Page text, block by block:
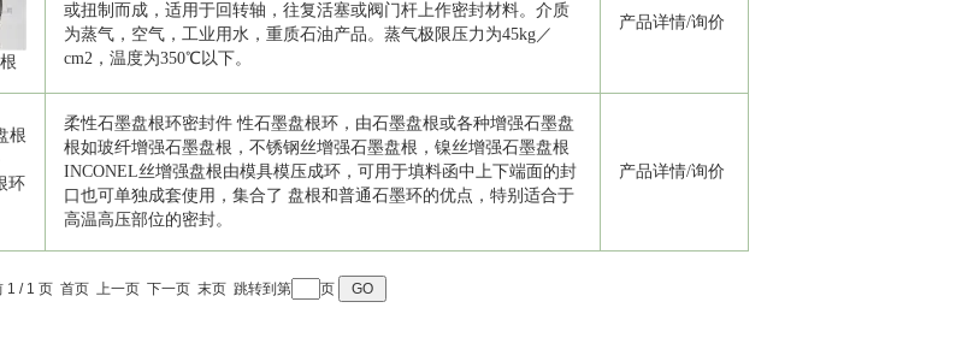
或扭制而成，适用于回转轴，往复活塞或阀门杆上作密封材料。介质
为蒸气，空气，工业用水，重质石油产品。蒸气极限压力为45kg／
cm2，温度为350℃以下。
产品详情/询价
环
柔性石墨盘根环密封件 性石墨盘根环，由石墨盘根或各种增强石墨盘
根如玻纤增强石墨盘根，不锈钢丝增强石墨盘根，镍丝增强石墨盘根
INCONEL丝增强盘根由模具模压成环，可用于填料函中上下端面的封
口也可单独成套使用，集合了 盘根和普通石墨环的优点，特别适合于
高温高压部位的密封。
产品详情/询价
1 / 1 页 首页 上一页 下一页 末页 跳转到第 页